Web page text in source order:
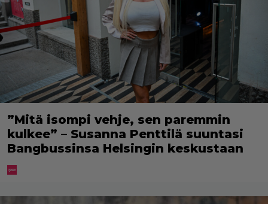
”Mitä isompi vehje, sen paremmin
kulkee” – Susanna Penttilä suuntasi
Bangbussinsa Helsingin keskustaan